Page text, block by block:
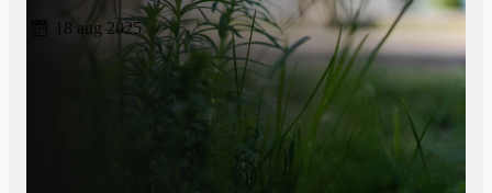
18 aug 2025